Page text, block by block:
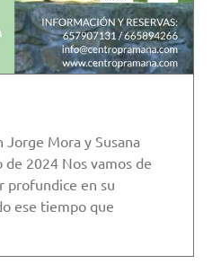
Mora y Susana
2024 Nos vamos de
profundice en su
ese tiempo que